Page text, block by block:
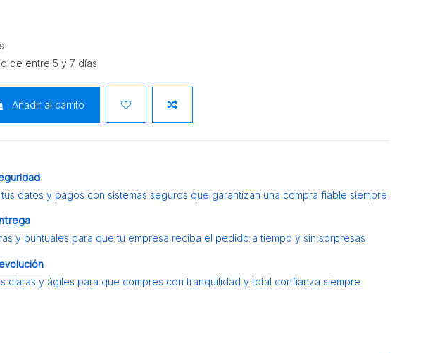
de entre 5 y 7 días
Añadir al carrito
datos y pagos con sistemas seguros que garantizan una compra fiable siempre
y puntuales para que tu empresa reciba el pedido a tiempo y sin sorpresas
claras y ágiles para que compres con tranquilidad y total confianza siempre